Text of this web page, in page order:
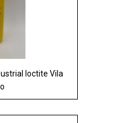
loctite Vila